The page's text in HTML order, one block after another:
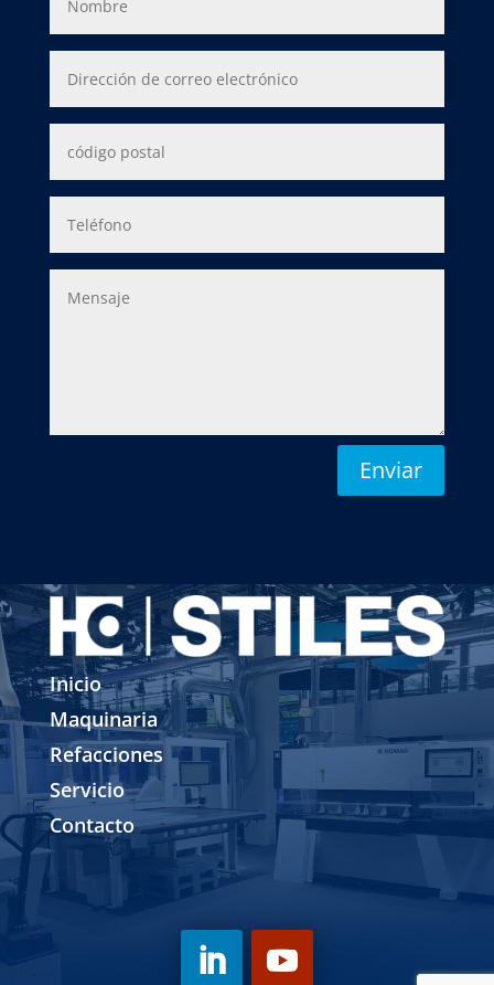
Enviar
Inicio
Maquinaria
Refacciones
Servicio
Contacto